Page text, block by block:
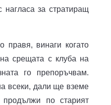
за стратиращ
правя, винаги когато
срещата с клуба на
го препоръчвам.
всеки, дали ще вземе
по старият